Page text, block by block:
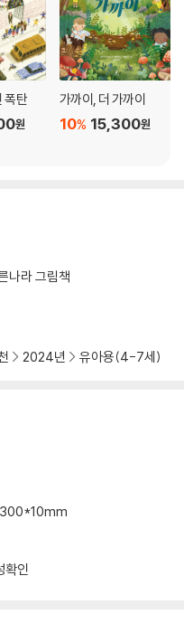
폭탄
원
가까이, 더 가까이
15,300원
10%
2024년 유아용(4-7세)
나라 그림책
확인